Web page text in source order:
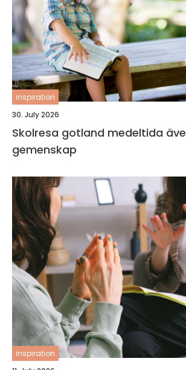
inspiration
30. July 2026
Skolresa gotland medeltida äventyr, hav och
gemenskap
inspiration